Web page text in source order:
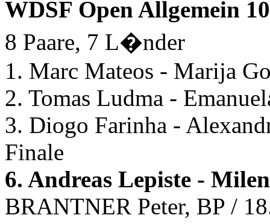
WDSF Open Allgemein
8 Paare, 7 L�nder
1. Marc Mateos - Marija
2. Tomas Ludma -
3. Diogo Farinha -
Finale
6. Andreas Lepiste -
BRANTNER Peter, BP /